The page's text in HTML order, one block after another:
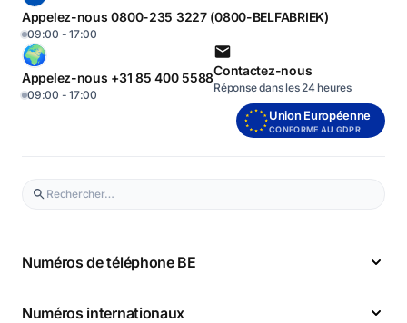
Appelez-nous 0800-235 3227 (0800-BELFABRIEK)
09:00 - 17:00
Appelez-nous +31 85 400 5588
09:00 - 17:00
Contactez-nous
Réponse dans les 24 heures
Union Européenne
CONFORME AU GDPR
Numéros de téléphone BE
Numéros internationaux